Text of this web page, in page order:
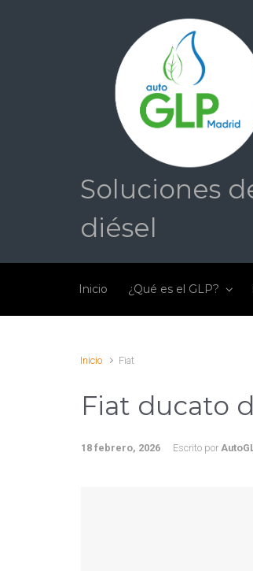
Saltar al contenido principal
Soluciones
diésel
Inicio ¿Qué es el GLP?
Inicio Fiat
Fiat ducato
18 febrero, 2026 Escrito por